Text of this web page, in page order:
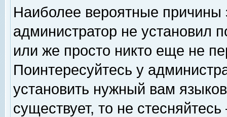
Наиболее вероятные причины
администратор не установил
или же просто никто еще не
Поинтересуйтесь у
установить нужный вам
существует, то не